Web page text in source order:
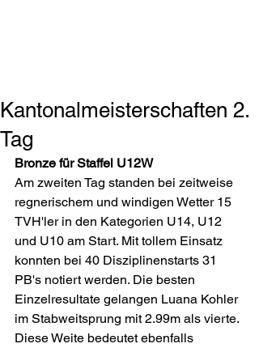
Kantonalmeisterschaften 2.
Tag
Bronze für Staffel U12W
Am zweiten Tag standen bei zeitweise
regnerischem und windigen Wetter 15
TVH'ler in den Kategorien U14, U12
und U10 am Start. Mit tollem Einsatz
konnten bei 40 Disziplinenstarts 31
PB's notiert werden. Die besten
Einzelresultate gelangen Luana Kohler
im Stabweitsprung mit 2.99m als vierte.
Diese Weite bedeutet ebenfalls